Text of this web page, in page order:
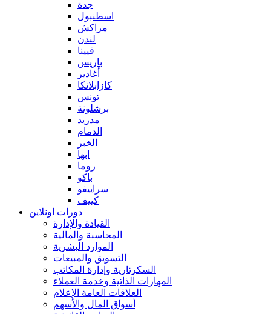
جدة
اسطنبول
مراكش
لندن
فيينا
باريس
أغادير
كازابلانكا
تونس
برشلونة
مدريد
الدمام
الخبر
ابها
روما
باكو
سراييفو
كييف
دورات اونلاين
القيادة والإدارة
المحاسبة والمالية
الموارد البشرية
التسويق والمبيعات
السكرتارية وإدارة المكاتب
المهارات الذاتية وخدمة العملاء
العلاقات العامة الإعلام
أسواق المال والأسهم